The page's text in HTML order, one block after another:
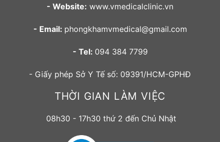
- Website: www.vmedicalclinic.vn
- Email: phongkhamvmedical@gmail.com
- Tel: 094 384 7799
- Giấy phép Sở Y Tế số: 09391/HCM-GPHĐ
THỜI GIAN LÀM VIỆC
08h30 - 17h30 thứ 2 đến Chủ Nhật